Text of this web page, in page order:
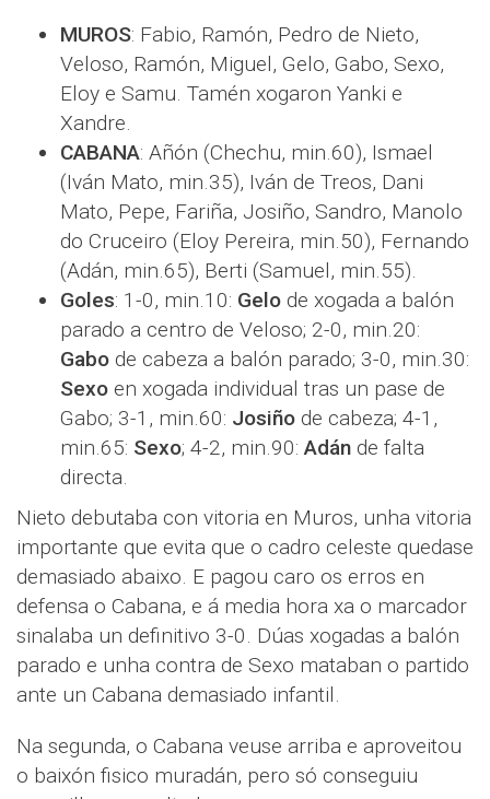
MUROS: Fabio, Ramón, Pedro de Nieto,
Veloso, Ramón, Miguel, Gelo, Gabo, Sexo,
Eloy e Samu. Tamén xogaron Yanki e
Xandre.
CABANA: Añón (Chechu, min.60), Ismael
(Iván Mato, min.35), Iván de Treos, Dani
Mato, Pepe, Fariña, Josiño, Sandro, Manolo
do Cruceiro (Eloy Pereira, min.50), Fernando
(Adán, min.65), Berti (Samuel, min.55).
Goles: 1-0, min.10: Gelo de xogada a balón
parado a centro de Veloso; 2-0, min.20:
Gabo de cabeza a balón parado; 3-0, min.30:
Sexo en xogada individual tras un pase de
Gabo; 3-1, min.60: Josiño de cabeza; 4-1,
min.65: Sexo; 4-2, min.90:Adán de falta
directa.
Nieto debutaba con vitoria en Muros, unha vitoria
importante que evita que o cadro celeste quedase
demasiado abaixo. E pagou caro os erros en
defensa o Cabana, e á media hora xa o marcador
sinalaba un definitivo 3-0. Dúas xogadas a balón
parado e unha contra de Sexo mataban o partido
ante un Cabana demasiado infantil.
Na segunda, o Cabana veuse arriba e aproveitou
o baixón fisico muradán, pero só conseguiu